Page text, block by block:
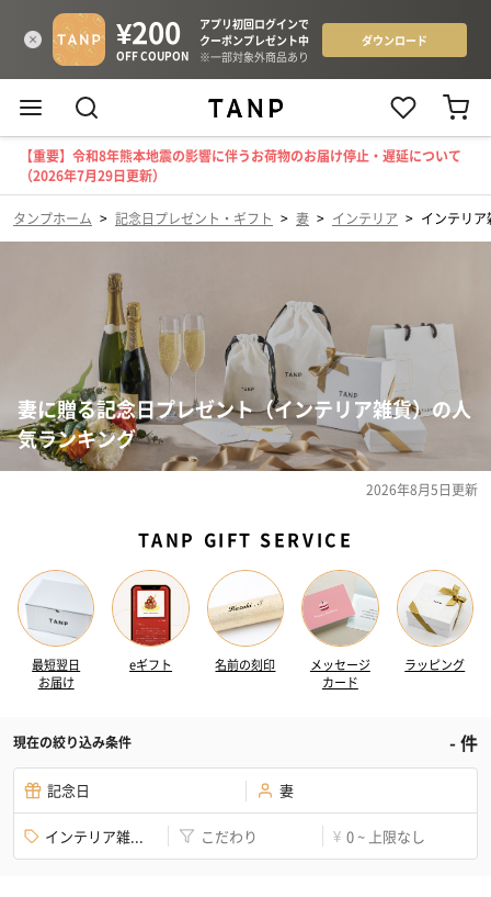
【重要】令和8年熊本地震の影響に伴うお荷物のお届け停止・遅延について
（2026年7月29日更新）
タンプホーム > 記念日プレゼント・ギフト > 妻 > インテリア > インテリア
妻に贈る記念日プレゼント（インテリア雑貨）の人
気ランキング
2026年8月5日更新
TANP GIFT SERVICE
最短翌日
お届け
eギフト 名前の刻印
メッセージ
カード
ラッピング
現在の絞り込み条件 -件
記念日 妻
インテリア雑... こだわり ¥ 0 ~ 上限なし